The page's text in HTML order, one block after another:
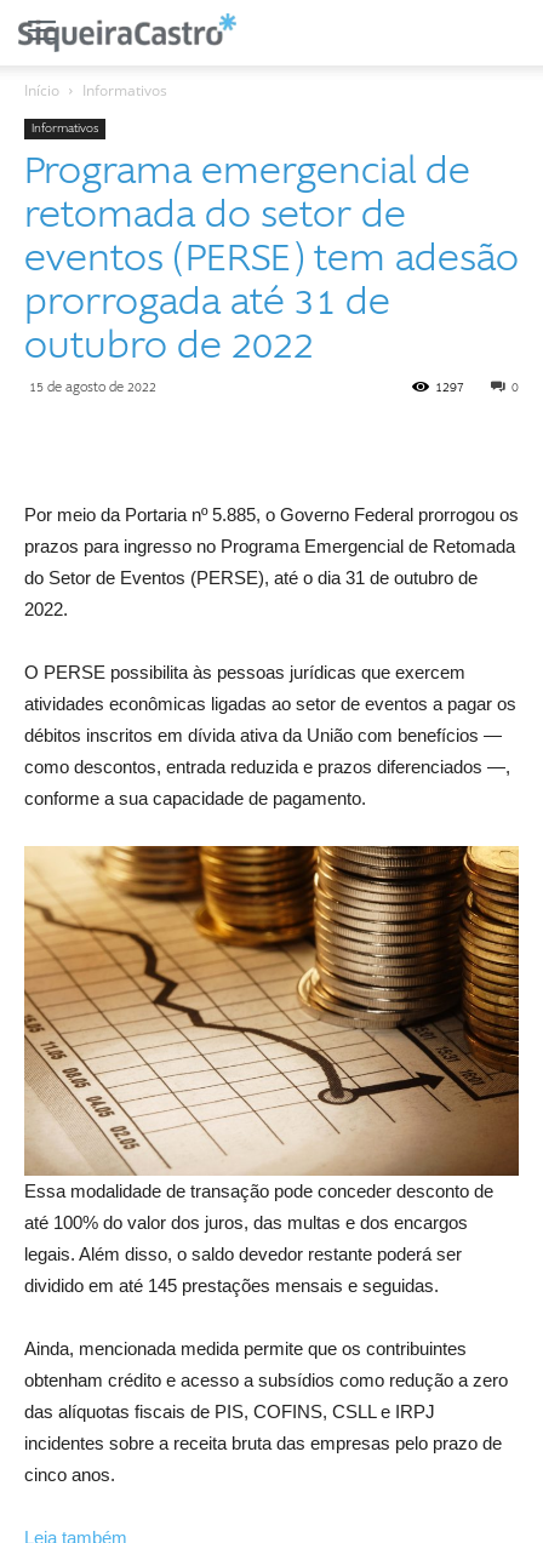
Início Informativos
Informativos
Programa emergencial de
retomada do setor de
eventos (PERSE) tem adesão
prorrogada até 31 de
outubro de 2022
15 de agosto de 2022 0
1297
Por meio da Portaria nº 5.885, o Governo Federal prorrogou os
prazos para ingresso no Programa Emergencial de Retomada
do Setor de Eventos (PERSE), até o dia 31 de outubro de
2022.
O PERSE possibilita às pessoas jurídicas que exercem
atividades econômicas ligadas ao setor de eventos a pagar os
débitos inscritos em dívida ativa da União com benefícios —
como descontos, entrada reduzida e prazos diferenciados —,
conforme a sua capacidade de pagamento.
Essa modalidade de transação pode conceder desconto de
até 100% do valor dos juros, das multas e dos encargos
legais. Além disso, o saldo devedor restante poderá ser
dividido em até 145 prestações mensais e seguidas.
Ainda, mencionada medida permite que os contribuintes
obtenham crédito e acesso a subsídios como redução a zero
das alíquotas fiscais de PIS, COFINS, CSLL e IRPJ
incidentes sobre a receita bruta das empresas pelo prazo de
cinco anos.
Leia também